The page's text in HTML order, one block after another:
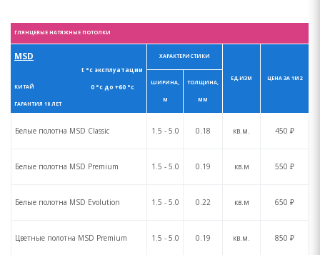
ГЛЯНЦЕВЫЕ НАТЯЖНЫЕ ПОТОЛКИ
MSD
t °с эксплуатации
0 °с до +60 °с
КИТАЙ
ГАРАНТИЯ 10 ЛЕТ
ХАРАКТЕРИСТИКИ
ЕД.ИЗМ ЦЕНА ЗА 1М2
ШИРИНА,
М
ТОЛЩИНА,
ММ
Белые полотна MSD Сlassic 1.5 - 5.0 0.18 кв.м. 450 ₽
Белые полотна MSD Premium 1.5 - 5.0 0.19 кв.м 550 ₽
Белые полотна MSD Evolution 1.5 - 5.0 0.22 кв.м 650 ₽
Цветные полотна MSD Premium 1.5 - 5.0 0.19 кв.м. 850 ₽